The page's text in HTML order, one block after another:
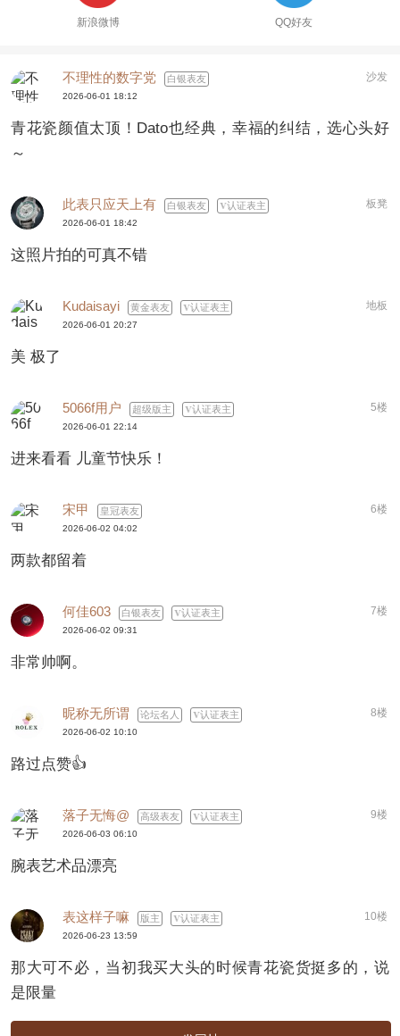
新浪微博 QQ好友
不理性的数字党 白银表友 沙发
2026-06-01 18:12
青花瓷颜值太顶！Dato也经典，幸福的纠结，选心头好
～
此表只应天上有 白银表友 认证表主 板凳
2026-06-01 18:42
这照片拍的可真不错
Kudaisayi 黄金表友 认证表主 地板
2026-06-01 20:27
美 极了
5066f用户 超级版主 认证表主 5楼
2026-06-01 22:14
进来看看 儿童节快乐！
宋甲 皇冠表友 6楼
2026-06-02 04:02
两款都留着
何佳603 白银表友 认证表主 7楼
2026-06-02 09:31
非常帅啊。
昵称无所谓 论坛名人 认证表主 8楼
2026-06-02 10:10
路过点赞👍
落子无悔@ 高级表友 认证表主 9楼
2026-06-03 06:10
腕表艺术品漂亮
表这样子嘛 版主 认证表主 10楼
2026-06-23 13:59
那大可不必，当初我买大头的时候青花瓷货挺多的，说
是限量